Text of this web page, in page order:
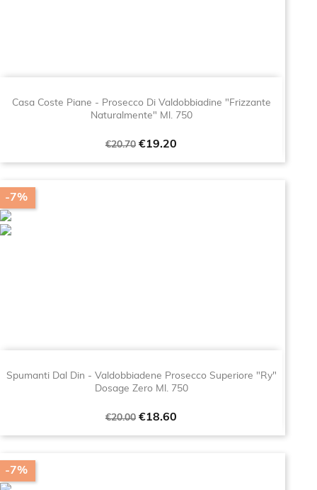
Casa Coste Piane - Prosecco Di Valdobbiadine "Frizzante
Naturalmente" Ml. 750
Regular
€20.70 Price
€19.20
Spumanti Dal Din - Valdobbiadene Prosecco Superiore "Ry"
Dosage Zero Ml. 750
Regular
€20.00 Price
€18.60
-7%
-7%